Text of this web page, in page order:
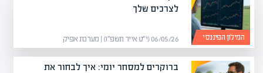
המילון הפיננסי
לצרכים שלך
06/05/26 (י״ט אייר תשפ״ו) | מערכת אפיק
ברוקרים למסחר יומי: איך לבחור את